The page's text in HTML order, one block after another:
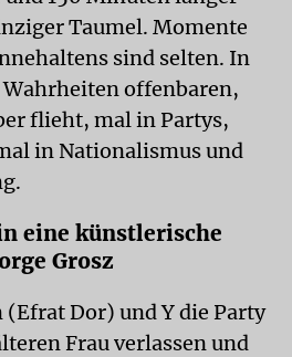
Taumel. Momente
sind selten. In
offenbaren,
flieht, mal in Partys,
in Nationalismus und
eine künstlerische
Grosz
Dor) und Y die Party
Frau verlassen und